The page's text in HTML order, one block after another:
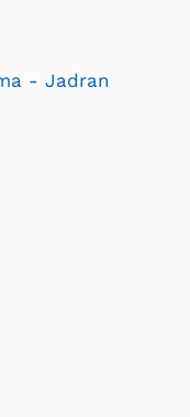
- Jadran